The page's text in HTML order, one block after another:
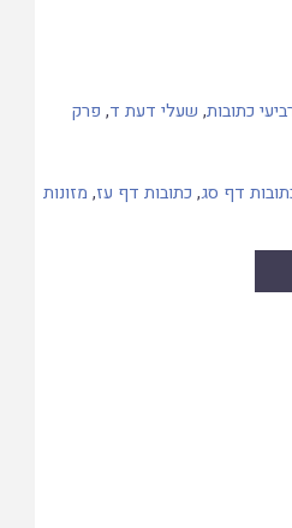
כתובות, שעלי דעת ד, פרק
דף סג, כתובות דף עז, מזונות